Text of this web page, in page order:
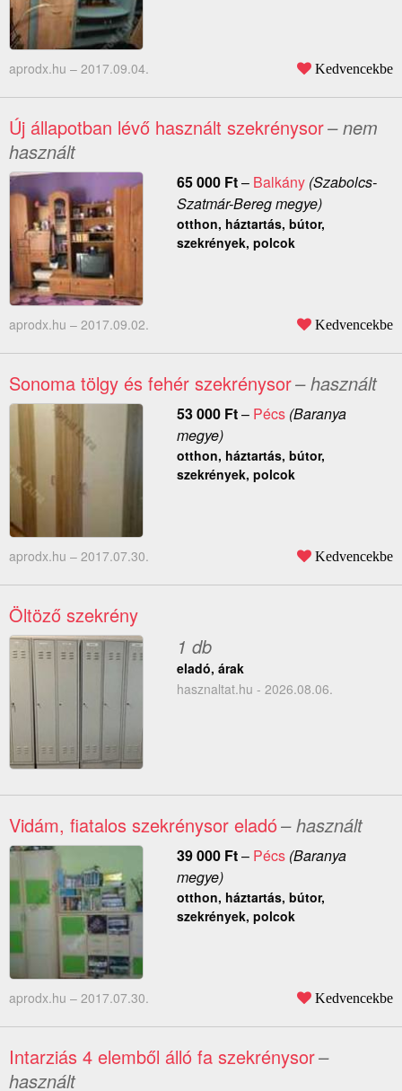
aprodx.hu – 2017.09.04. Kedvencekbe
Új állapotban lévő használt szekrénysor– nem
használt
65 000 Ft– Balkány(Szabolcs-
Szatmár-Bereg megye)
otthon, háztartás, bútor,
szekrények, polcok
aprodx.hu – 2017.09.02. Kedvencekbe
Sonoma tölgy és fehér szekrénysor– használt
53 000 Ft– Pécs(Baranya
megye)
otthon, háztartás, bútor,
szekrények, polcok
aprodx.hu – 2017.07.30. Kedvencekbe
Öltöző szekrény
1 db
eladó, árak
hasznaltat.hu - 2026.08.06.
Vidám, fiatalos szekrénysor eladó– használt
39 000 Ft– Pécs(Baranya
megye)
otthon, háztartás, bútor,
szekrények, polcok
aprodx.hu – 2017.07.30. Kedvencekbe
Intarziás 4 elemből álló fa szekrénysor–
használt